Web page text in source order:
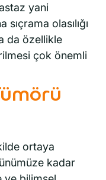
yani
olasılığı
da özellikle
çok önemli
ortaya
kadar